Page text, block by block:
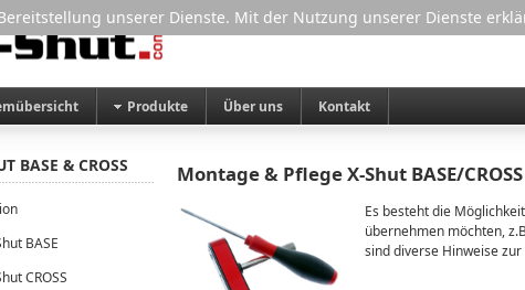
Produkte Über uns Kontakt
Montage & Pflege X-Shut BASE/CROSS
Es besteht die
übernehmen möchten,
sind diverse Hinweise
BASE & CROSS
BASE
CROSS
unserer Dienste. Mit der Nutzung unserer Dienste